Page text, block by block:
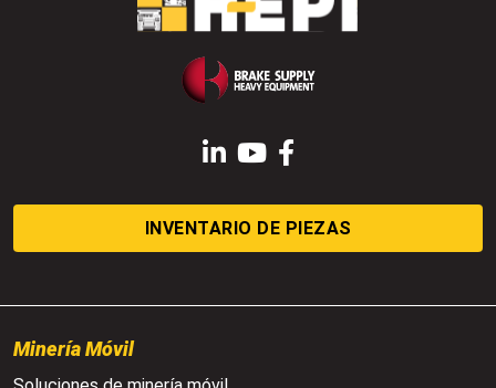
LinkedInYouTubeFacebook
INVENTARIO DE PIEZAS
Minería Móvil